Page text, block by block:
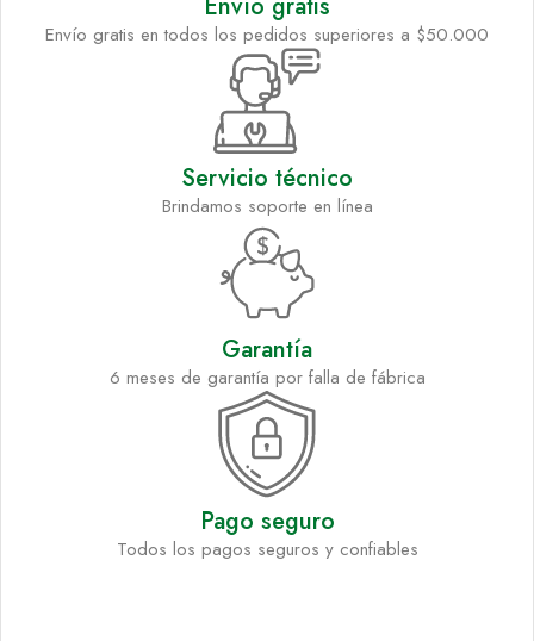
Envío gratis
Envío gratis en todos los pedidos superiores a $50.000
Servicio técnico
Brindamos soporte en línea
Garantía
6 meses de garantía por falla de fábrica
Pago seguro
Todos los pagos seguros y confiables